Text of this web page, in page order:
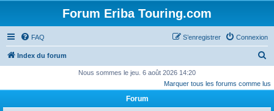
Forum Eriba Touring.com
FAQ Connexion
S’enregistrer
Index du forum
c
Nous sommes le jeu. 6 août 2026 14:20
Marquer tous les forums comme lus
Forum